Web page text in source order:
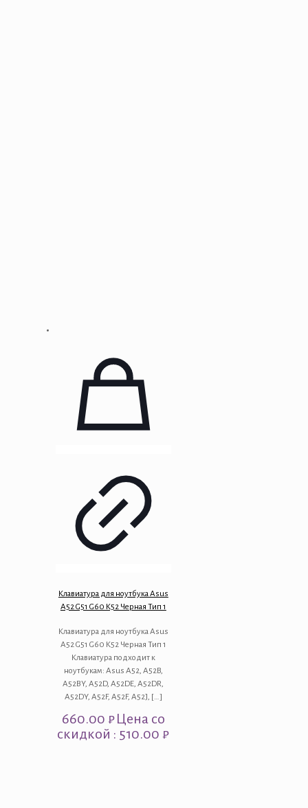
Клавиатура для ноутбука Asus
A52 G51 G60 K52 Черная Тип 1
Клавиатура для ноутбука Asus
A52 G51 G60 K52 Черная Тип 1
Клавиатура подходит к
ноутбукам: Asus A52, A52B,
A52BY, A52D, A52DE, A52DR,
A52DY, A52F, A52F, A52J, […]
660.00 ₽Цена со
скидкой : 510.00 ₽